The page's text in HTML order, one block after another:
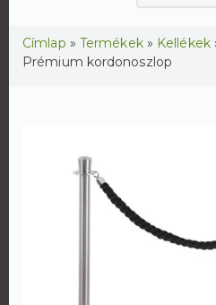
Jelenlegi hely
Címlap » Termékek » Kellékek
Prémium kordonoszlop